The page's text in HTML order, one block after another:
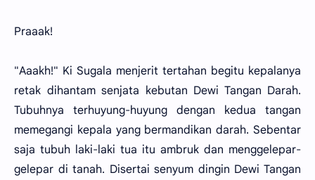
Praaak!
"Aaakh!" Ki Sugala menjerit tertahan begitu kepalanya
retak dihantam senjata kebutan Dewi Tangan Darah.
Tubuhnya terhuyung-huyung dengan kedua tangan
memegangi kepala yang bermandikan darah. Sebentar
saja tubuh laki-laki tua itu ambruk dan menggelepar-
gelepar di tanah. Disertai senyum dingin Dewi Tangan